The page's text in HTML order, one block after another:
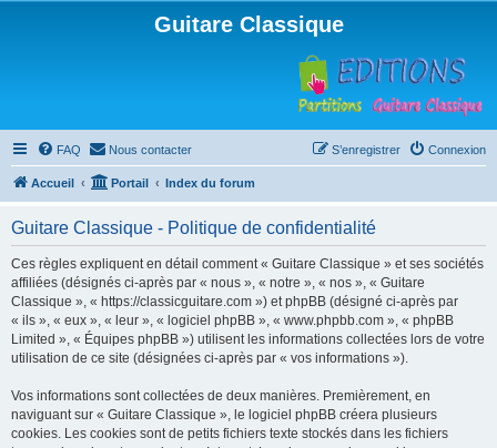
Guitare Classique
FAQ Nous contacter Connexion
S’enregistrer
Accueil Portail Index du forum
Guitare Classique - Politique de confidentialité
Ces règles expliquent en détail comment « Guitare Classique » et ses sociétés
affiliées (désignés ci-après par « nous », « notre », « nos », « Guitare
Classique », « https://classicguitare.com ») et phpBB (désigné ci-après par
« ils », « eux », « leur », « logiciel phpBB », « www.phpbb.com », « phpBB
Limited », « Équipes phpBB ») utilisent les informations collectées lors de votre
utilisation de ce site (désignées ci-après par « vos informations »).
Vos informations sont collectées de deux manières. Premièrement, en
naviguant sur « Guitare Classique », le logiciel phpBB créera plusieurs
cookies. Les cookies sont de petits fichiers texte stockés dans les fichiers